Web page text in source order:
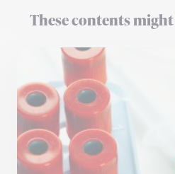
These contents